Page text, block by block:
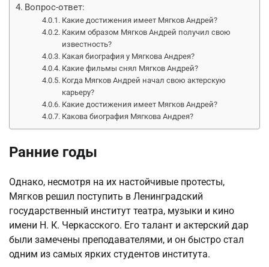
Вопрос-ответ:
Какие достижения имеет Мягков Андрей?
Каким образом Мягков Андрей получил свою
известность?
Какая биография у Мягкова Андрея?
Какие фильмы снял Мягков Андрей?
Когда Мягков Андрей начал свою актерскую
карьеру?
Какие достижения имеет Мягков Андрей?
Какова биография Мягкова Андрея?
Ранние годы
Однако, несмотря на их настойчивые протесты,
Мягков решил поступить в Ленинградский
государственный институт театра, музыки и кино
имени Н. К. Черкасского. Его талант и актерский дар
были замечены преподавателями, и он быстро стал
одним из самых ярких студентов института.